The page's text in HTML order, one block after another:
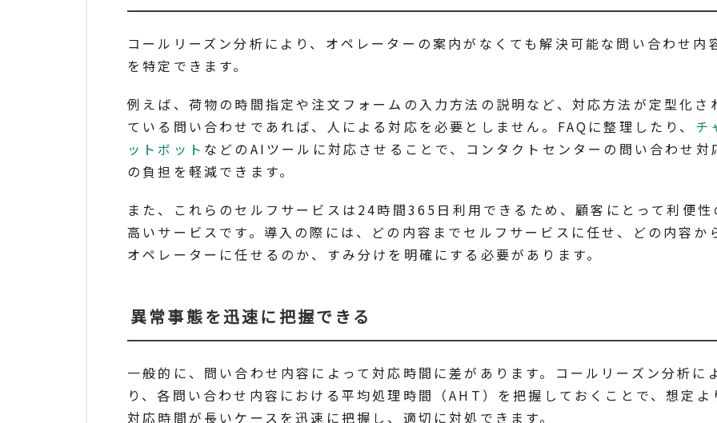
コールリーズン分析により、オペレーターの案内がなくても解決可能な問い合わせ内
を特定できます。
例えば、荷物の時間指定や注文フォームの入力方法の説明など、対応方法が定型化さ
ている問い合わせであれば、人による対応を必要としません。FAQに整理したり、 チ
ットボット などのAIツールに対応させることで、コンタクトセンターの問い合わせ対
の負担を軽減できます。
また、これらのセルフサービスは24時間365日利用できるため、顧客にとって利便性
高いサービスです。導入の際には、どの内容までセルフサービスに任せ、どの内容か
オペレーターに任せるのか、すみ分けを明確にする必要があります。
異常事態を迅速に把握できる
一般的に、問い合わせ内容によって対応時間に差があります。コールリーズン分析に
り、各問い合わせ内容における平均処理時間（AHT）を把握しておくことで、想定よ
対応時間が長いケースを迅速に把握し、適切に対処できます。